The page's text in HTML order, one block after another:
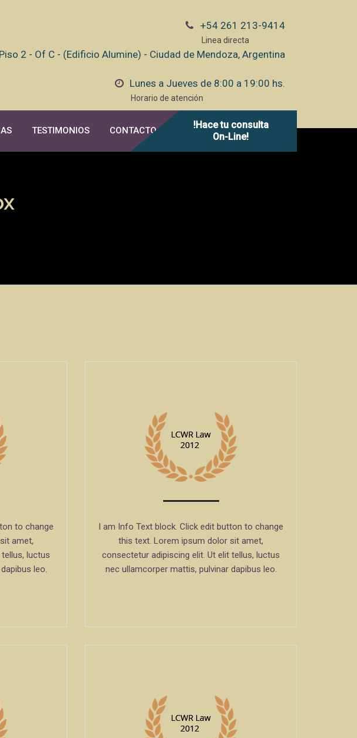
+54 261 213-9414
Linea directa
2 - Of C - (Edificio Alumine) - Ciudad de Mendoza, Argentina
Lunes a Jueves de 8:00 a 19:00 hs.
Horario de atención
TESTIMONIOS CONTACTO
!Hace tu consulta
On-Line!
to change
amet,
luctus
leo.
I am Info Text block. Click edit button to change
this text. Lorem ipsum dolor sit amet,
consectetur adipiscing elit. Ut elit tellus, luctus
nec ullamcorper mattis, pulvinar dapibus leo.